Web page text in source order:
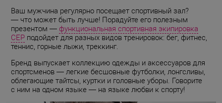
Ваш мужчина регулярно посещает спортивный зал?
— что может быть лучше! Порадуйте его полезным
презентом — функциональная спортивная экипировка
CEP подойдет для разных видов тренировок: бег, фитнес,
теннис, горные лыжи, треккинг.
Бренд выпускает коллекцию одежды и аксессуаров для
спортсменов — легкие бесшовные футболки, лонгсливы,
облегающие тайтсы, куртки и головные уборы. Говорите
с ним на одном языке — на языке любви к спорту!